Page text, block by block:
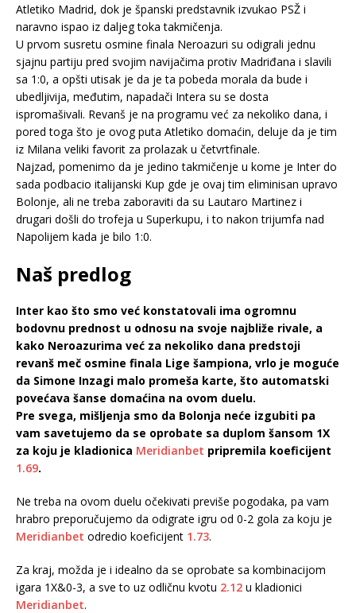
Atletiko Madrid, dok je španski predstavnik izvukao PSŽ i
naravno ispao iz daljeg toka takmičenja.
U prvom susretu osmine finala Neroazuri su odigrali jednu
sjajnu partiju pred svojim navijačima protiv Madriđana i slavili
sa 1:0, a opšti utisak je da je ta pobeda morala da bude i
ubedljivija, međutim, napadači Intera su se dosta
ispromašivali. Revanš je na programu već za nekoliko dana, i
pored toga što je ovog puta Atletiko domaćin, deluje da je tim
iz Milana veliki favorit za prolazak u četvrtfinale.
Najzad, pomenimo da je jedino takmičenje u kome je Inter do
sada podbacio italijanski Kup gde je ovaj tim eliminisan upravo
Bolonje, ali ne treba zaboraviti da su Lautaro Martinez i
drugari došli do trofeja u Superkupu, i to nakon trijumfa nad
Napolijem kada je bilo 1:0.
Naš predlog
Inter kao što smo već konstatovali ima ogromnu
bodovnu prednost u odnosu na svoje najbliže rivale, a
kako Neroazurima već za nekoliko dana predstoji
revanš meč osmine finala Lige šampiona, vrlo je moguće
da Simone Inzagi malo promeša karte, što automatski
povećava šanse domaćina na ovom duelu.
Pre svega, mišljenja smo da Bolonja neće izgubiti pa
vam savetujemo da se oprobate sa duplom šansom 1X
za koju je kladionica Meridianbet pripremila koeficijent
1.69.
Ne treba na ovom duelu očekivati previše pogodaka, pa vam
hrabro preporučujemo da odigrate igru od 0-2 gola za koju je
Meridianbet odredio koeficijent 1.73.
Za kraj, možda je i idealno da se oprobate sa kombinacijom
igara 1X&0-3, a sve to uz odličnu kvotu 2.12 u kladionici
Meridianbet.